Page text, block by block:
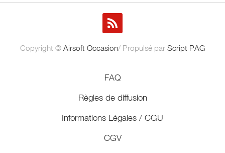
Copyright © Airsoft Occasion/ Propulsé par Script PAG
FAQ
Règles de diffusion
Informations Légales / CGU
CGV